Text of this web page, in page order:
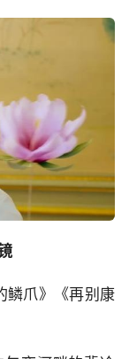
鳞爪》《再别康